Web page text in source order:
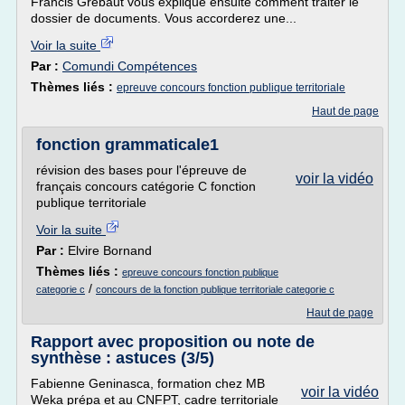
dossier de documents. Vous accorderez une...
Voir la suite
Par : Comundi Compétences
Thèmes liés : epreuve concours fonction publique territoriale
Haut de page
fonction grammaticale1
voir la vidéo
révision des bases pour l'épreuve de
français concours catégorie C fonction
publique territoriale
Voir la suite
Par : Elvire Bornand
Thèmes liés : epreuve concours fonction publique
categorie c / concours de la fonction publique territoriale categorie c
Haut de page
Rapport avec proposition ou note de
synthèse : astuces (3/5)
voir la vidéo
Fabienne Geninasca, formation chez MB
Weka prépa et au CNFPT, cadre territoriale